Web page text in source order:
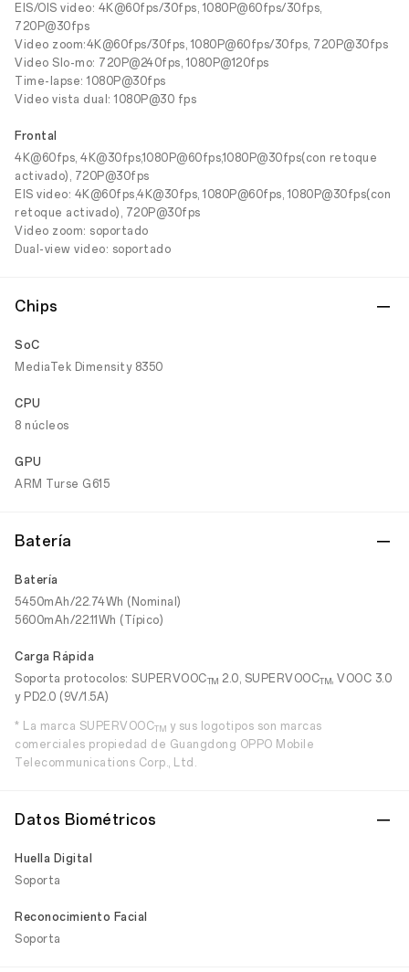
EIS/OIS video: 4K@60fps/30fps, 1080P@60fps/30fps,
720P@30fps
Video zoom:4K@60fps/30fps, 1080P@60fps/30fps, 720P@30fps
Video Slo-mo: 720P@240fps, 1080P@120fps
Time-lapse: 1080P@30fps
Video vista dual: 1080P@30 fps
Frontal
4K@60fps, 4K@30fps,1080P@60fps,1080P@30fps(con retoque
activado), 720P@30fps
EIS video: 4K@60fps,4K@30fps, 1080P@60fps, 1080P@30fps(con
retoque activado), 720P@30fps
Video zoom: soportado
Dual-view video: soportado
Chips
SoC
MediaTek Dimensity 8350
CPU
8 núcleos
GPU
ARM Turse G615
Batería
Batería
5450mAh/22.74Wh (Nominal)
5600mAh/22.11Wh (Típico)
Carga Rápida
Soporta protocolos: SUPERVOOCTM 2.0, SUPERVOOCTM, VOOC 3.0
y PD2.0 (9V/1.5A)
* La marca SUPERVOOCTM y sus logotipos son marcas
comerciales propiedad de Guangdong OPPO Mobile
Telecommunications Corp., Ltd.
Datos Biométricos
Huella Digital
Soporta
Reconocimiento Facial
Soporta